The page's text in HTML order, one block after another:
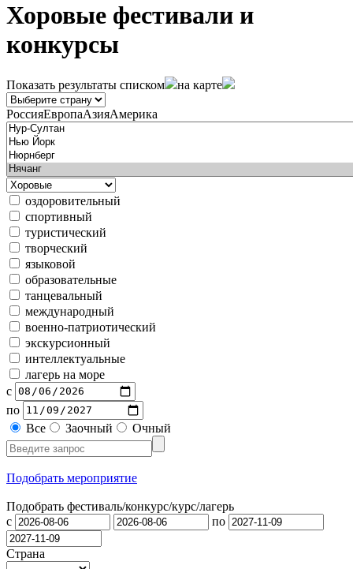
Хоровые фестивали и
конкурсы
Показать результаты списком на карте
РоссияЕвропаАзияАмерика
оздоровительный
спортивный
туристический
творческий
языковой
образовательные
танцевальный
международный
военно-патриотический
экскурсионный
интеллектуальные
лагерь на море
с
по
Все
Заочный Очный
Подобрать мероприятие
Подобрать фестиваль/конкурс/курс/лагерь
с
по
Страна